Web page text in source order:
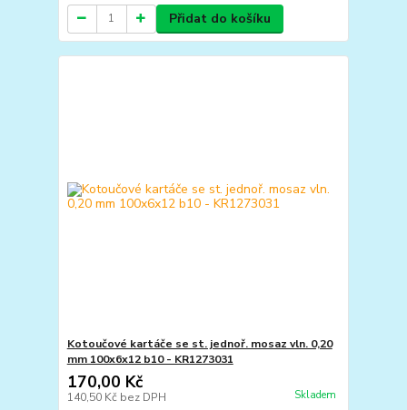
Přidat do košíku
Kotoučové kartáče se st. jednoř. mosaz vln. 0,20
mm 100x6x12 b10 - KR1273031
170,00 Kč
140,50 Kč bez DPH Skladem